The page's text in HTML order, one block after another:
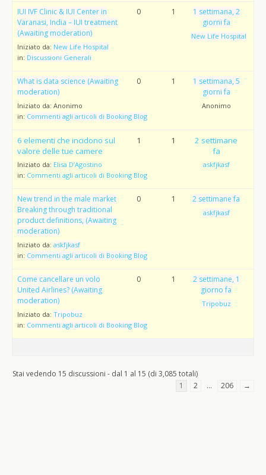
IUI IVF Clinic & IUI Center in
Varanasi, India – IUI treatment
(Awaiting moderation)
Iniziato da: New Life Hospital
in: Discussioni Generali
0 1
1 settimana, 2
giorni fa
New Life Hospital
What is data science (Awaiting
moderation)
Iniziato da: Anonimo
in: Commenti agli articoli di Booking Blog
0 1
1 settimana, 5
giorni fa
Anonimo
6 elementi che incidono sul
valore delle tue camere
Iniziato da: Elisa D’Agostino
in: Commenti agli articoli di Booking Blog
1 1
2 settimane
fa
askfjkasf
New trend in the male market
Breaking through traditional
product definitions, (Awaiting
moderation)
Iniziato da: askfjkasf
in: Commenti agli articoli di Booking Blog
0 1 2 settimane fa
askfjkasf
Come cancellare un volo
United Airlines? (Awaiting
moderation)
Iniziato da: Tripobuz
in: Commenti agli articoli di Booking Blog
0 1
2 settimane, 1
giorno fa
Tripobuz
Stai vedendo 15 discussioni - dal 1 al 15 (di 3,085 totali)
1
2 … 206 →